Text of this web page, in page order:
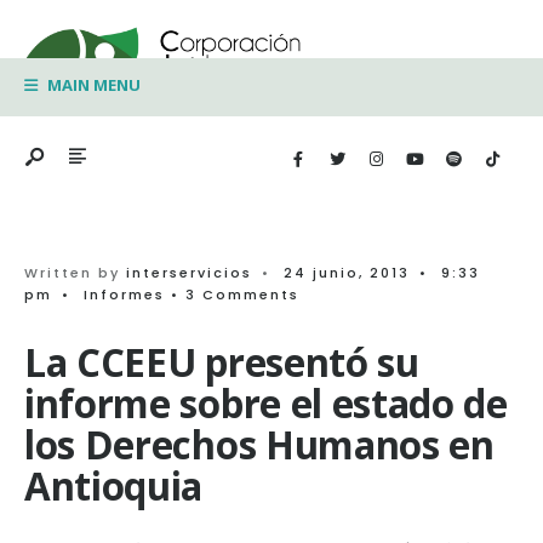
to
contentMAIN MENU
Written by interservicios • 24 junio, 2013 •
9:33
pm
• Informes • 3 Comments
La CCEEU presentó su
informe sobre el estado de
los Derechos Humanos en
Antioquia
for: